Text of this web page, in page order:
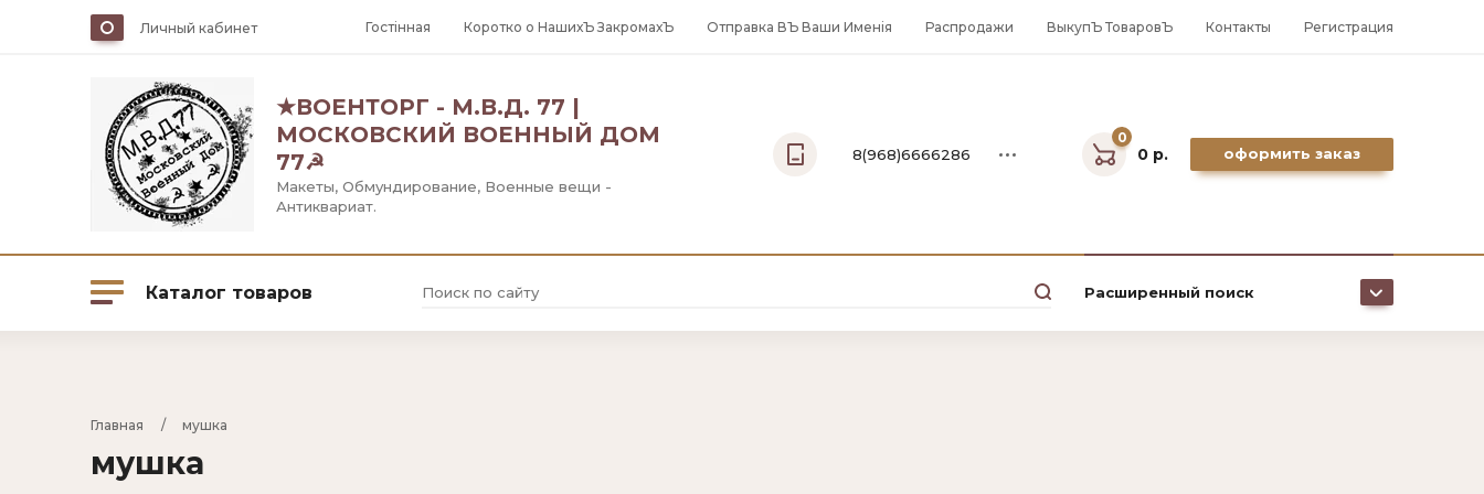
Личный кабинет Гостiнная Коротко о НашихЪ ЗакромахЪ Отправка ВЪ Ваши Именiя Распродажи ВыкупЪ ТоваровЪ Контакты Регистрация
★ВОЕНТОРГ - М.В.Д. 77 |
МОСКОВСКИЙ ВОЕННЫЙ ДОМ
77☭
Макеты, Обмундирование, Военные вещи -
Антиквариат.
8(968)6666286
Москва:
0
0 р. оформить заказ
Каталог товаров
Оружейная палата
Лавка Военных вещей - В.О.В.
Расширенный поиск
Главная
     /
мушка
мушка